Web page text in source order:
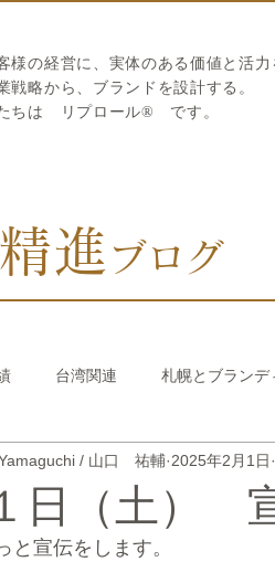
様の経営に、実体のある価値と活
戦略から、ブランドを設計する。
ちは
リプロール® です。
進 ブログ
台湾関連 札幌とブランデ
さとうきび繊維のストロー 中国
デジタルマーケティングブランデ
日（土）
/ 山口 祐輔 2025年2月1日
と宣伝をします。